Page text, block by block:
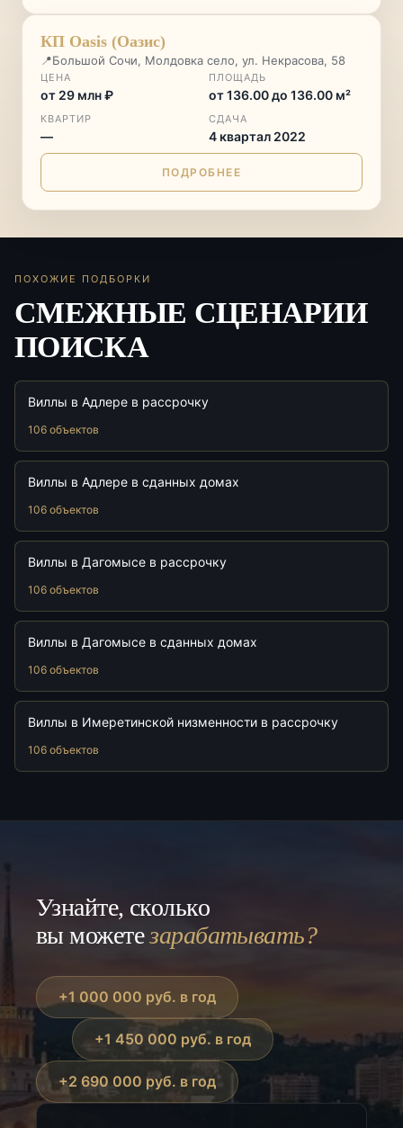
АКЦИЯ
КП Oasis (Оазис)
📍Большой Сочи, Молдовка село, ул. Некрасова, 58
ЦЕНА
от 29 млн ₽
ПЛОЩАДЬ
от 136.00 до 136.00 м²
КВАРТИР
—
СДАЧА
4 квартал 2022
ПОДРОБНЕЕ
ПОХОЖИЕ ПОДБОРКИ
СМЕЖНЫЕ СЦЕНАРИИ
ПОИСКА
Виллы в Адлере в рассрочку
106 объектов
Виллы в Адлере в сданных домах
106 объектов
Виллы в Дагомысе в рассрочку
106 объектов
Виллы в Дагомысе в сданных домах
106 объектов
Виллы в Имеретинской низменности в рассрочку
106 объектов
Узнайте, сколько
вы можетезарабатывать?
+1 000 000 руб. в год
+1 450 000 руб. в год
+2 690 000 руб. в год